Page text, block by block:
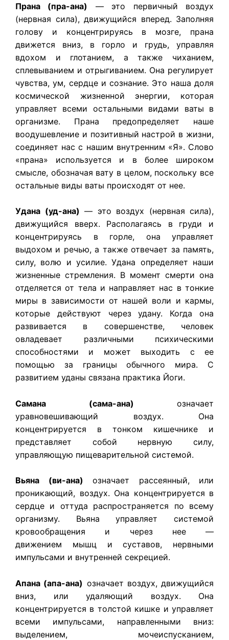
Прана (пра-ана)
— это первичный воздух
(нервная сила), движущийся вперед. Заполняя
голову и концентрируясь в мозге, прана
движется вниз, в горло и грудь, управляя
вдохом и глотанием, а также чиханием,
сплевыванием и отрыгиванием. Она регулирует
чувства, ум, сердце и сознание. Это наша доля
космической жизненной энергии, которая
управляет всеми остальными видами ваты в
организме. Прана предопределяет наше
воодушевление и позитивный настрой в жизни,
соединяет нас с нашим внутренним «Я». Слово
«прана» используется и в более широком
смысле, обозначая вату в целом, поскольку все
остальные виды ваты происходят от нее.
Удана (уд-ана) — это воздух (нервная сила),
движущийся вверх. Располагаясь в груди и
концентрируясь в горле, она управляет
выдохом и речью, а также отвечает за память,
силу, волю и усилие. Удана определяет наши
жизненные стремления. В момент смерти она
отделяется от тела и направляет нас в тонкие
миры в зависимости от нашей воли и кармы,
которые действуют через удану. Когда она
развивается в совершенстве, человек
овладевает различными психическими
способностями и может выходить с ее
помощью за границы обычного мира. С
развитием уданы связана практика Йоги.
Самана (сама-ана) означает
уравновешивающий воздух. Она
концентрируется в тонком кишечнике и
представляет собой нервную силу,
управляющую пищеварительной системой.
Вьяна (ви-ана) означает рассеянный, или
проникающий, воздух. Она концентрируется в
сердце и оттуда распространяется по всему
организму. Вьяна управляет системой
кровообращения и через нее —
движением мышц и суставов, нервными
импульсами и внутренней секрецией.
Апана (апа-ана) означает воздух, движущийся
вниз, или удаляющий воздух. Она
концентрируется в толстой кишке и управляет
всеми импульсами, направленными вниз:
выделением, мочеиспусканием,